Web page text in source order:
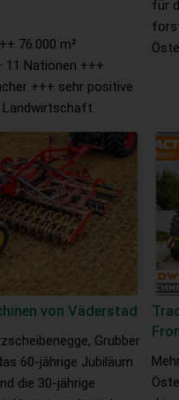
76.000 m²
11 Nationen +++
+++ sehr positive
Landwirtschaft
für
von Väderstad
Grubber
60-jährige Jubiläum
die 30-jährige